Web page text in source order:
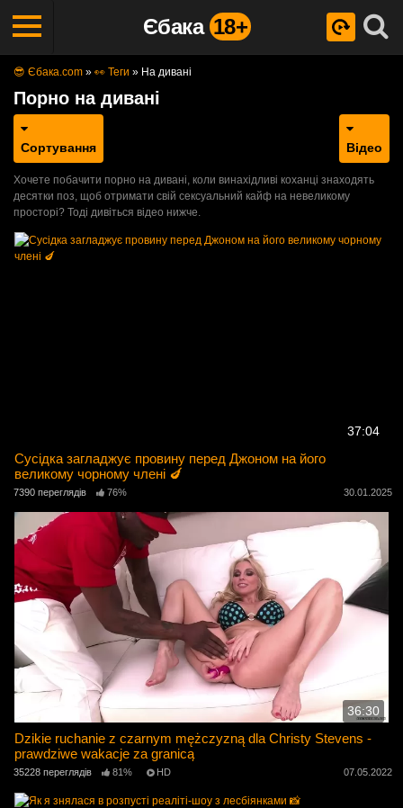
Єбака 18+
😎 Єбака.com » 👀 Теги » На дивані
Порно на дивані
Сортування Відео
Хочете побачити порно на дивані, коли винахідливі коханці знаходять
десятки поз, щоб отримати свій сексуальний кайф на невеликому
просторі? Тоді дивіться відео нижче.
37:04
Сусідка загладжує провину перед Джоном на його
великому чорному члені 🍆
7390 переглядів 76% 30.01.2025
36:30
Dzikie ruchanie z czarnym mężczyzną dla Christy Stevens -
prawdziwe wakacje za granicą
35228 переглядів 81% HD 07.05.2022